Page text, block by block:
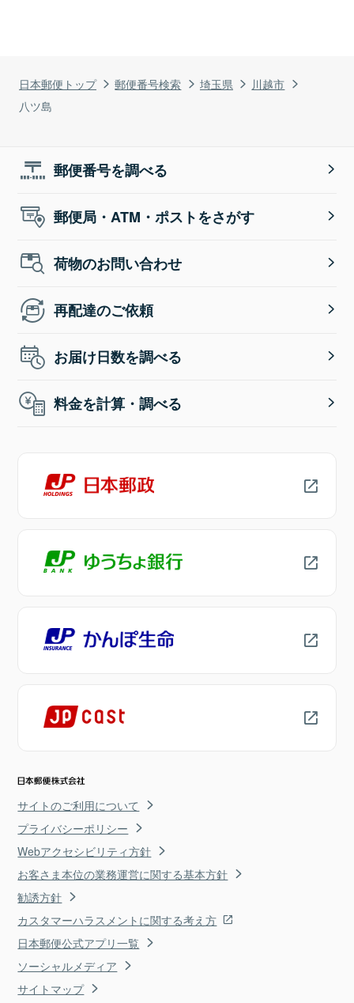
日本郵便トップ 郵便番号検索 埼玉県
川越市
八ツ島
郵便番号を調べる
郵便局・ATM・ポストをさがす
荷物のお問い合わせ
再配達のご依頼
お届け日数を調べる
料金を計算・調べる
サイトのご利用について
プライバシーポリシー
Webアクセシビリティ方針
お客さま本位の業務運営に関する基本方針
勧誘方針
カスタマーハラスメントに関する考え方
日本郵便公式アプリ一覧
ソーシャルメディア
サイトマップ